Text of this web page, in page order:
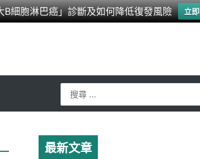
細胞淋巴癌」診斷及如何降低復發風險 立
Search
...
最新文章